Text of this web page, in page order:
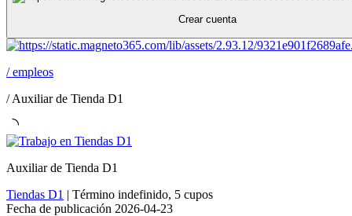
Crear cuenta
/empleos
/Auxiliar de Tienda D1
Auxiliar de Tienda D1
Tiendas D1 | Término indefinido, 5 cupos
Fecha de publicación 2026-04-23